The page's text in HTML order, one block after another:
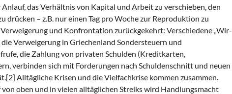
das Verhältnis von Kapital und Arbeit zu verschieben, den
drücken – z.B. nur einen Tag pro Woche zur Reproduktion zu
und Konfrontation zurückgekehrt: Verschiedene „Wir-
Verweigerung in Griechenland Sondersteuern und
die Zahlung von privaten Schulden (Kreditkarten,
verbinden sich mit Forderungen nach Schuldenschnitt und neuen
Alltägliche Krisen und die Vielfachkrise kommen zusammen.
oben und in vielen alltäglichen Streiks wird Handlungsmacht